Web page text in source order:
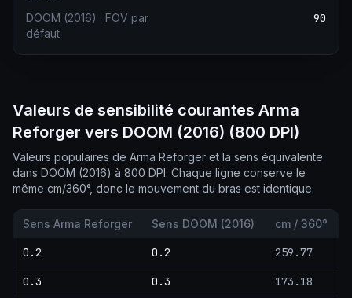
DOOM (2016) · FOV par
défaut
90
Valeurs de sensibilité courantes Arma
Reforger vers DOOM (2016) (800 DPI)
Valeurs populaires de Arma Reforger et la sens équivalente
dans DOOM (2016) à 800 DPI. Chaque ligne conserve le
même cm/360°, donc le mouvement du bras est identique.
Sens Arma Reforger Sens DOOM (2016) cm / 360°
0.2 0.2 259.77
0.3 0.3 173.18